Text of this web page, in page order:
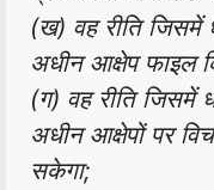
(ख) वह रीति जिसमें
अधीन आक्षेप फाइल
(ग) वह रीति जिसमें
अधीन आक्षेपों पर
सकेगा;